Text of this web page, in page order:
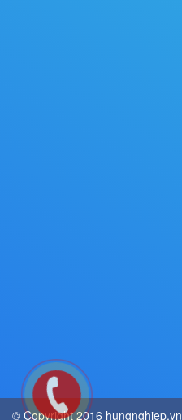
© Copyright 2016 hungnghiep.vn